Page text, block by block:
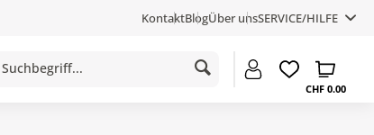
KontaktBlogÜber unsSERVICE/HILFE
CHF 0.00